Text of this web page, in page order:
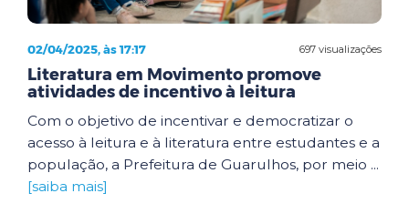
697 visualizações
02/04/2025, às 17:17
Literatura em Movimento promove
atividades de incentivo à leitura
Com o objetivo de incentivar e democratizar o
acesso à leitura e à literatura entre estudantes e a
população, a Prefeitura de Guarulhos, por meio ...
[saiba mais]